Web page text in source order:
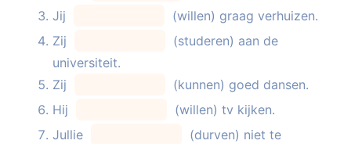
Jij
(willen) graag verhuizen.
Zij
(studeren) aan de
universiteit.
Zij
(kunnen) goed dansen.
Hij
(willen) tv kijken.
Jullie
(durven) niet te